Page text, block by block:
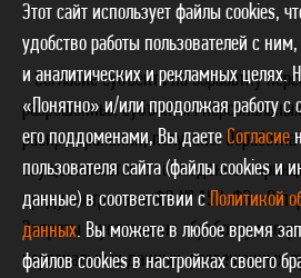
* Согласие субъекта на обработку
разрешенных субъектом
распространения, получено.
осуществляется с соблюдением
предусмотренных ФЗ № 152-ФЗ «О
Запреты и условия на обработку
персональных данных, разрешенных
Этот сайт использует файлы cookies,
удобство работы пользователей с
и аналитических и рекламных
«Понятно» и/или продолжая работу с
его поддоменами, Вы даете Согласие
пользователя сайта (файлы cookies и
данные) в соответствии сПолитикой
данных. Вы можете в любое время
файлов cookies в настройках своего